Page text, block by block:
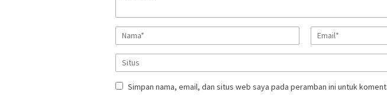
Simpan nama, email, dan situs web saya pada peramban ini untuk